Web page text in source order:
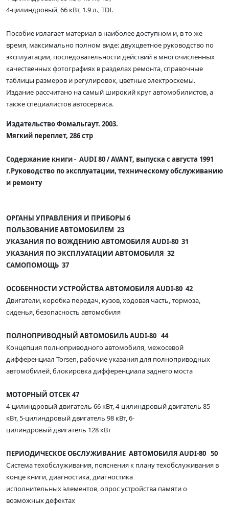
4-цилиндровый, 66 кВт, 1.9 л., TDI.
Пособие излагает материал в наиболее доступном и, в то же
время, максимально полном виде: двухцветное руководство по
эксплуатации, последовательности действий в многочисленных
качественных фотографиях в разделах ремонта, справочные
таблицы размеров и регулировок, цветные электросхемы.
Издание рассчитано на самый широкий круг автомобилистов, а
также специалистов автосервиса.
Издательство Фомальгаут. 2003.
Мягкий переплет, 286 стр
Содержание книги - AUDI 80 / AVANT, выпуска с августа 1991
г.Руководство по эксплуатации, техническому обслуживанию
и ремонту
ОРГАНЫ УПРАВЛЕНИЯ И ПРИБОРЫ 6
ПОЛЬЗОВАНИЕ АВТОМОБИЛЕМ 23
УКАЗАНИЯ ПО ВОЖДЕНИЮ АВТОМОБИЛЯ AUDI-80 31
УКАЗАНИЯ ПО ЭКСПЛУАТАЦИИ АВТОМОБИЛЯ 32
САМОПОМОЩЬ 37
ОСОБЕННОСТИ УСТРОЙСТВА АВТОМОБИЛЯ AUDI-80 42
Двигатели, коробка передач, кузов, ходовая часть, тормоза,
сиденья, безопасность автомобиля
ПОЛНОПРИВОДНЫЙ АВТОМОБИЛЬ AUDI-80 44
Концепция полноприводного автомобиля, межосевой
дифференциал Torsen, рабочие указания для полноприводных
автомобилей, блокировка дифференциала заднего моста
МОТОРНЫЙ ОТСЕК 47
4-цилиндровый двигатель 66 кВт, 4-цилиндровый двигатель 85
кВт, 5-цилиндровый двигатель 98 кВт, 6-
цилиндровый двигатель 128 кВт
ПЕРИОДИЧЕСКОЕ ОБСЛУЖИВАНИЕ АВТОМОБИЛЯ AUDI-80 50
Система техобслуживания, пояснения к плану техобслуживания в
конце книги, диагностика, диагностика
исполнительных элементов, опрос устройства памяти о
возможных дефектах